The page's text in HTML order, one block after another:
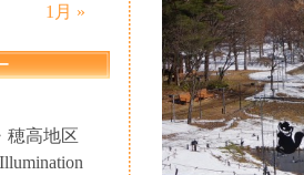
1月 »
穂高地区
Illumination